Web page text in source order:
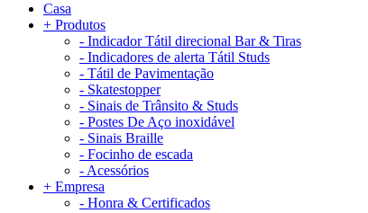
Casa
+ Produtos
- Indicador Tátil direcional Bar & Tiras
- Indicadores de alerta Tátil Studs
- Tátil de Pavimentação
- Skatestopper
- Sinais de Trânsito & Studs
- Postes De Aço inoxidável
- Sinais Braille
- Focinho de escada
- Acessórios
+ Empresa
- Honra & Certificados